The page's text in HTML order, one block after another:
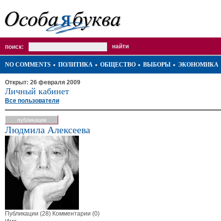
поиск:
NO COMMENTS ПОЛИТИКА ОБЩЕСТВО ВЫБОРЫ ЭКОНОМИКА
Открыт: 26 февраля 2009
Личный кабинет
Все пользователи
публикации
Людмила Алексеева
Публикации (28) Комментарии (0)